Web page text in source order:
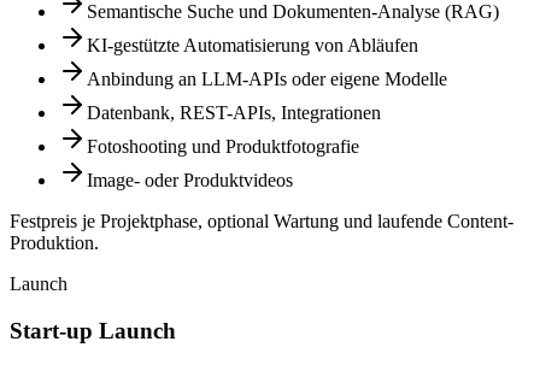
Semantische Suche und Dokumenten-Analyse (RAG)
KI-gestützte Automatisierung von Abläufen
Anbindung an LLM-APIs oder eigene Modelle
Datenbank, REST-APIs, Integrationen
Fotoshooting und Produktfotografie
Image- oder Produktvideos
Festpreis je Projektphase, optional Wartung und laufende Content-
Produktion.
Launch
Start-up Launch